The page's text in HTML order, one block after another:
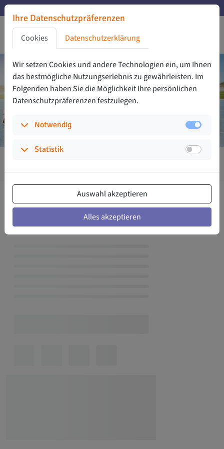
Zu den Hauptinhalten springenNoch 31 Tage bis zur Abstimmung
Noch 31 Tage bis zur Abstimmung
Jahre
Projekte
Euro
Zu den Cookie-Einstellungen springen
Zur Privatssphäreerklärung springen
Zu den Zustimmungsaktionen springen
Ihre Datenschutzpräferenzen
Cookies
Datenschutzerklärung
Wir setzen Cookies und andere Technologien ein, um Ihnen
das bestmögliche Nutzungs­erlebnis zu gewährleisten. Im
Folgenden haben Sie die Möglichkeit Ihre persönlichen
Daten­schutz­präferenzen festzulegen.
Notwendig(Auswählen um die Details aufzuklappen)
Statistik (Auswählen um die Details aufzuklappen)
Auswahl akzeptieren
Alles akzeptieren